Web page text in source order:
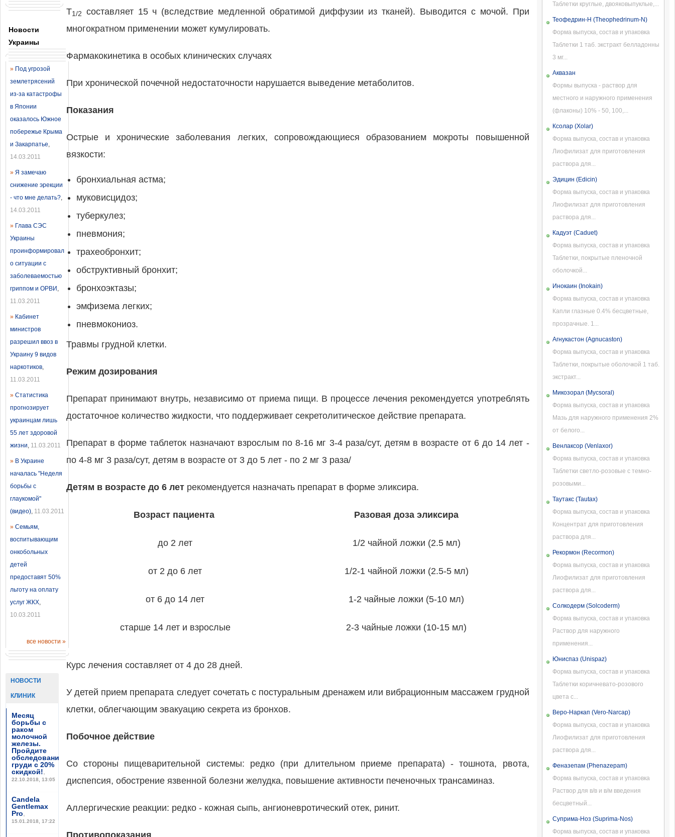
Новости
Украины
» Под угрозой
землетрясений
из-за катастрофы
в Японии
оказалось Южное
побережье Крыма
и Закарпатье,
14.03.2011
» Я замечаю
снижение эрекции
- что мне делать?,
14.03.2011
» Глава СЭС
Украины
проинформировал
о ситуации с
заболеваемостью
гриппом и ОРВИ ,
11.03.2011
» Кабинет
министров
разрешил ввоз в
Украину 9 видов
наркотиков,
11.03.2011
» Статистика
прогнозирует
украинцам лишь
55 лет здоровой
жизни, 11.03.2011
» В Украине
началась "Неделя
борьбы с
глаукомой"
(видео), 11.03.2011
» Семьям,
воспитывающим
онкобольных
детей
предоставят 50%
льготу на оплату
услуг ЖКХ,
10.03.2011
все новости »
НОВОСТИ
КЛИНИК
Месяц
борьбы с
раком
молочной
железы.
Пройдите
обследование
груди с 20%
скидкой!,
22.10.2018, 13:05
Candela
Gentlemax
Pro,
15.01.2018, 17:22
T1/2
составляет 15 ч (вследствие медленной обратимой диффузии из тканей). Выводится с мочой. При
многократном применении может кумулировать.
Фармакокинетика в особых клинических случаях
При хронической почечной недостаточности нарушается выведение метаболитов.
Показания
Острые и хронические заболевания легких, сопровождающиеся образованием мокроты повышенной
вязкости:
бронхиальная астма;
муковисцидоз;
туберкулез;
пневмония;
трахеобронхит;
обструктивный бронхит;
бронхоэктазы;
эмфизема легких;
пневмокониоз.
Травмы грудной клетки.
Режим дозирования
Препарат принимают внутрь, независимо от приема пищи. В процессе лечения рекомендуется употреблять
достаточное количество жидкости, что поддерживает секретолитическое действие препарата.
Препарат в форме таблеток назначают взрослым по 8-16 мг 3-4 раза/сут, детям в возрасте от 6 до 14 лет -
по 4-8 мг 3 раза/сут, детям в возрасте от 3 до 5 лет - по 2 мг 3 раза/
Детям в возрасте до 6 лет рекомендуется назначать препарат в форме эликсира.
Возраст пациента Разовая доза эликсира
до 2 лет 1/2 чайной ложки (2.5 мл)
от 2 до 6 лет 1/2-1 чайной ложки (2.5-5 мл)
от 6 до 14 лет 1-2 чайные ложки (5-10 мл)
старше 14 лет и взрослые 2-3 чайные ложки (10-15 мл)
Курс лечения составляет от 4 до 28 дней.
У детей прием препарата следует сочетать с постуральным дренажем или вибрационным массажем грудной
клетки, облегчающим эвакуацию секрета из бронхов.
Побочное действие
Со стороны пищеварительной системы: редко (при длительном приеме препарата) - тошнота, рвота,
диспепсия, обострение язвенной болезни желудка, повышение активности печеночных трансаминаз.
Аллергические реакции: редко - кожная сыпь, ангионевротический отек, ринит.
Противопоказания
Таблетки круглые, двояковыпуклые,...
Теофедрин-Н (Theophedrinum-N)
Форма выпуска, состав и упаковка
Таблетки 1 таб. экстракт белладонны
3 мг...
Аквазан
Формы выпуска - раствор для
местного и наружного применения
(флаконы) 10% - 50, 100,...
Ксолар (Xolar)
Форма выпуска, состав и упаковка
Лиофилизат для приготовления
раствора для...
Эдицин (Edicin)
Форма выпуска, состав и упаковка
Лиофилизат для приготовления
раствора для...
Кадуэт (Caduet)
Форма выпуска, состав и упаковка
Таблетки, покрытые пленочной
оболочкой...
Инокаин (Inokain)
Форма выпуска, состав и упаковка
Капли глазные 0.4% бесцветные,
прозрачные. 1...
Агнукастон (Agnucaston)
Форма выпуска, состав и упаковка
Таблетки, покрытые оболочкой 1 таб.
экстракт...
Микозорал (Mycsoral)
Форма выпуска, состав и упаковка
Мазь для наружного применения 2%
от белого...
Венлаксор (Venlaxor)
Форма выпуска, состав и упаковка
Таблетки светло-розовые с темно-
розовыми...
Таутакс (Tautax)
Форма выпуска, состав и упаковка
Концентрат для приготовления
раствора для...
Рекормон (Recormon)
Форма выпуска, состав и упаковка
Лиофилизат для приготовления
раствора для...
Солкодерм (Solcoderm)
Форма выпуска, состав и упаковка
Раствор для наружного
применения...
Юниспаз (Unispaz)
Форма выпуска, состав и упаковка
Таблетки коричневато-розового
цвета с...
Веро-Наркап (Vero-Narcap)
Форма выпуска, состав и упаковка
Лиофилизат для приготовления
раствора для...
Феназепам (Phenazepam)
Форма выпуска, состав и упаковка
Раствор для в/в и в/м введения
бесцветный...
Суприма-Ноз (Suprima-Nos)
Форма выпуска, состав и упаковка